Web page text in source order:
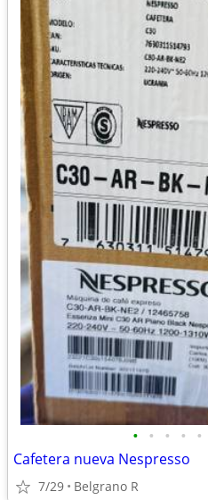
• • • • •
Cafetera nueva Nespresso
7/29 Belgrano R